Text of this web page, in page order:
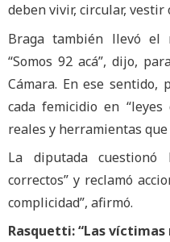
deben vivir, circular,
Braga también llevó el
“Somos 92 acá”, dijo,
Cámara. En ese
cada femicidio en
reales y herramientas
La diputada cuestionó
correctos” y reclamó
complicidad”, afirmó.
Rasquetti: “Las víctimas